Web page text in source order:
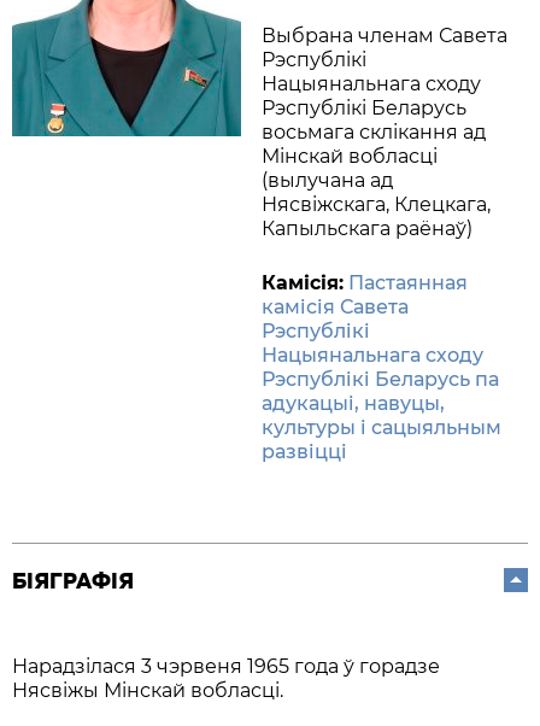
Выбрана членам Савета
Рэспублікі
Нацыянальнага сходу
Рэспублікі Беларусь
восьмага склікання ад
Мінскай вобласці
(вылучана ад
Нясвіжскага, Клецкага,
Капыльскага раёнаў)
Камісія: Пастаянная
камісія Савета
Рэспублікі
Нацыянальнага сходу
Рэспублікі Беларусь па
адукацыі, навуцы,
культуры і сацыяльным
развіцці
БІЯГРАФІЯ
Нарадзілася 3 чэрвеня 1965 года ў горадзе
Нясвіжы Мінскай вобласці.